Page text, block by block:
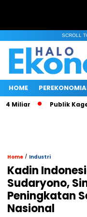
SCROLL
HOME
Publik Kaget!
Home / Industri
Kadin
Sudaryono,
Peningkatan
Nasional